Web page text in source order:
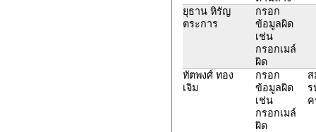
ยุธาน หิรัญ
ตระการ
กรอก
ข้อมูลผิด
เช่น
กรอกเมล์
ผิด
ทัตพงศ์ ทอง
เจิม
กรอก
ข้อมูลผิด
เช่น
กรอกเมล์
ผิด
ส
ร
ค